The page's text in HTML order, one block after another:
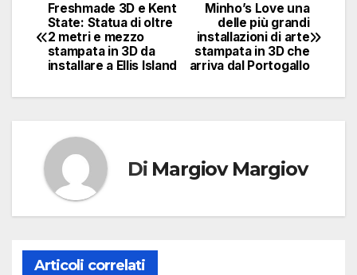
Navigazione
articoli
Minho’s Love una
delle più grandi
installazioni di arte
stampata in 3D che
arriva dal Portogallo
Freshmade 3D e Kent
State: Statua di oltre
2 metri e mezzo
stampata in 3D da
installare a Ellis Island
Di Margiov Margiov
Articoli correlati